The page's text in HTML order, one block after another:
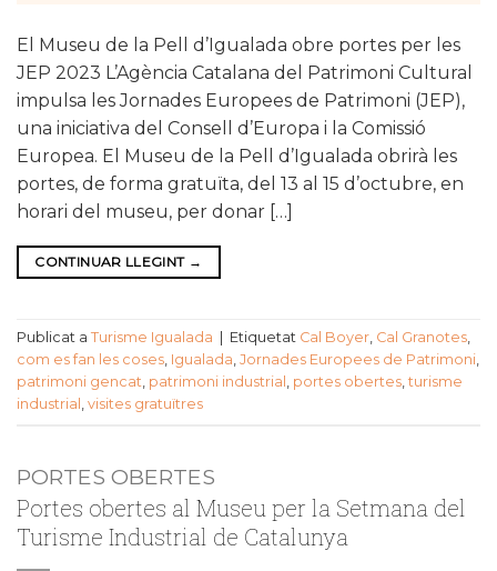
El Museu de la Pell d’Igualada obre portes per les
JEP 2023 L’Agència Catalana del Patrimoni Cultural
impulsa les Jornades Europees de Patrimoni (JEP),
una iniciativa del Consell d’Europa i la Comissió
Europea. El Museu de la Pell d’Igualada obrirà les
portes, de forma gratuïta, del 13 al 15 d’octubre, en
horari del museu, per donar […]
CONTINUAR LLEGINT →
Publicat a Turisme Igualada Etiquetat Cal Boyer, Cal Granotes,
com es fan les coses, Igualada, Jornades Europees de Patrimoni,
patrimoni gencat, patrimoni industrial , portes obertes, turisme
industrial , visites gratuïtres
PORTES OBERTES
Portes obertes al Museu per la Setmana del
Turisme Industrial de Catalunya